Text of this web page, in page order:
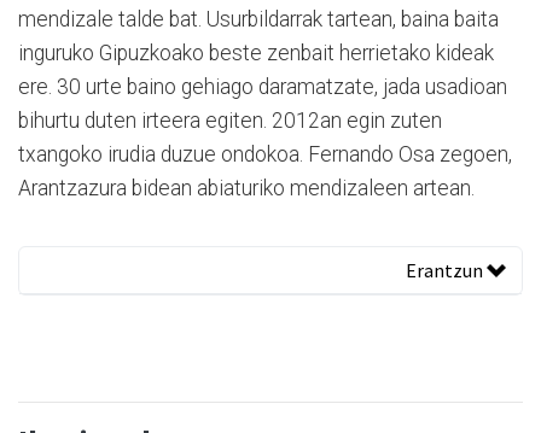
mendizale talde bat. Usurbildarrak tartean, baina baita
inguruko Gipuzkoako beste zenbait herrietako kideak
ere. 30 urte baino gehiago daramatzate, jada usadioan
bihurtu duten irteera egiten. 2012an egin zuten
txangoko irudia duzue ondokoa. Fernando Osa zegoen,
Arantzazura bidean abiaturiko mendizaleen artean.
Erantzun